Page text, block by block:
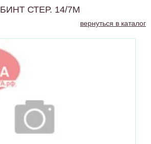
БИНТ СТЕР. 14/7М
вернуться в каталог